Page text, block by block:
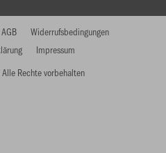
Rechte vorbehalten
AGB
Widerrufsbedingungen
Impressum